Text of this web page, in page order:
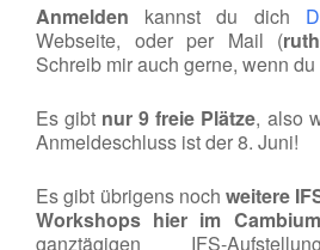
Anmelden kannst du dich
Webseite, oder per Mail (
Schreib mir auch gerne, wenn
Es gibt nur 9 freie Plätze, also
Anmeldeschluss ist der 8. Juni!
Es gibt übrigens nochweitere
Workshops hier im Cambium
ganztägigen IFS-